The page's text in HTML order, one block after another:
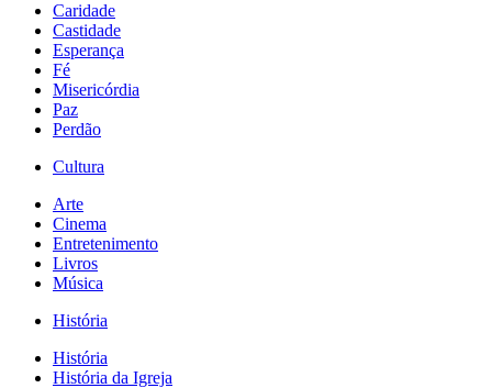
Caridade
Castidade
Esperança
Fé
Misericórdia
Paz
Perdão
Cultura
Arte
Cinema
Entretenimento
Livros
Música
História
História
História da Igreja